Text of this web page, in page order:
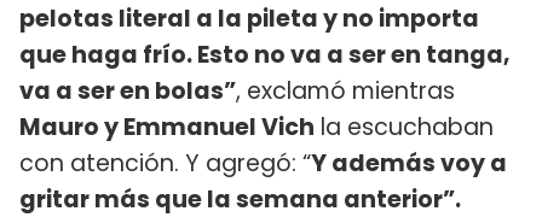
pelotas literal a la pileta y no importa
que haga frío. Esto no va a ser en tanga,
va a ser en bolas”, exclamó mientras
Mauro y Emmanuel Vich la escuchaban
con atención. Y agregó: “Y además voy a
gritar más que la semana anterior”.